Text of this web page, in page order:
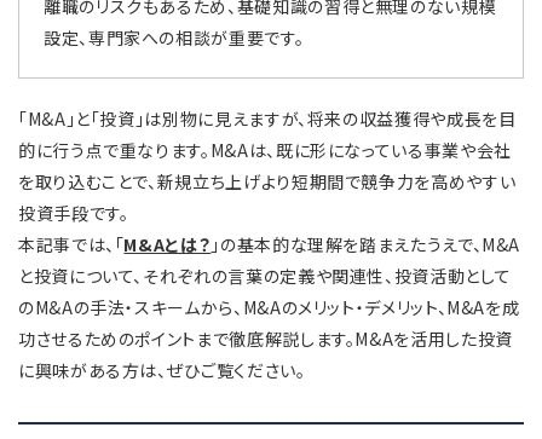
離職のリスクもあるため、基礎知識の習得と無理のない規模
設定、専門家への相談が重要です。
「M&A」と「投資」は別物に見えますが、将来の収益獲得や成長を目
的に行う点で重なります。M&Aは、既に形になっている事業や会社
を取り込むことで、新規立ち上げより短期間で競争力を高めやすい
投資手段です。
本記事では、「M&Aとは？ 」の基本的な理解を踏まえたうえで、M&A
と投資について、それぞれの言葉の定義や関連性、投資活動として
のM&Aの手法・スキームから、M&Aのメリット・デメリット、M&Aを成
功させるためのポイントまで徹底解説します。M&Aを活用した投資
に興味がある方は、ぜひご覧ください。